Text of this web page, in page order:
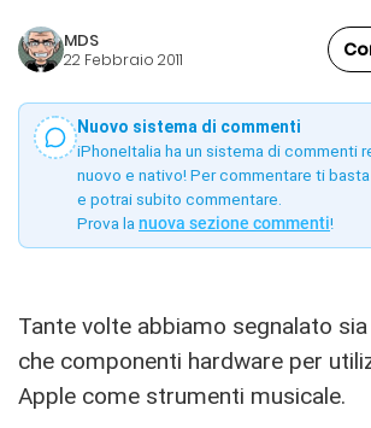
MDS
22 Febbraio 2011
Nuovo sistema di commenti
iPhoneItalia ha un sistema di commenti
nuovo e nativo! Per commentare ti
e potrai subito commentare.
Prova la nuova sezione commenti!
Tante volte abbiamo segnalato
che componenti hardware per
Apple come strumenti musicale.